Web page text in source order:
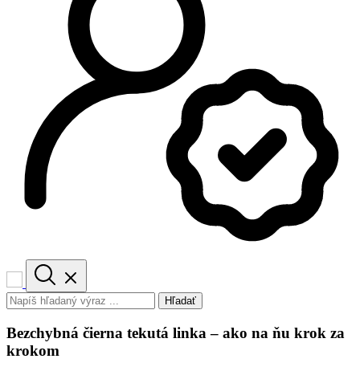
Hľadať
Bezchybná čierna tekutá linka – ako na ňu krok za
krokom